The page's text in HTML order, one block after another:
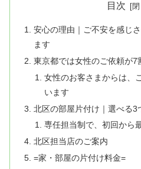
目次
安心の理由｜ご不安を感じ
ます
東京都では女性のご依頼が7
女性のお客さまからは、
います
北区の部屋片付け｜選べる3
専任担当制で、初回から
北区担当店のご案内
=家・部屋の片付け料金=